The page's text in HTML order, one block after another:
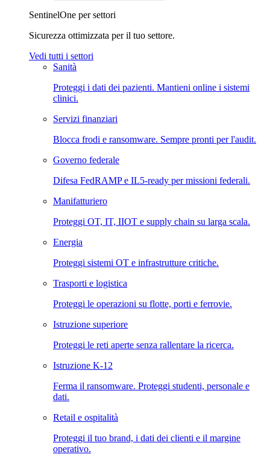
SentinelOne per settori
Sicurezza ottimizzata per il tuo settore.
Vedi tutti i settori
Sanità
Proteggi i dati dei pazienti. Mantieni online i sistemi
clinici.
Servizi finanziari
Blocca frodi e ransomware. Sempre pronti per l'audit.
Governo federale
Difesa FedRAMP e IL5-ready per missioni federali.
Manifatturiero
Proteggi OT, IT, IIOT e supply chain su larga scala.
Energia
Proteggi sistemi OT e infrastrutture critiche.
Trasporti e logistica
Proteggi le operazioni su flotte, porti e ferrovie.
Istruzione superiore
Proteggi le reti aperte senza rallentare la ricerca.
Istruzione K-12
Ferma il ransomware. Proteggi studenti, personale e
dati.
Retail e ospitalità
Proteggi il tuo brand, i dati dei clienti e il margine
operativo.